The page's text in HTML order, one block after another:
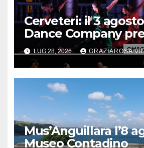
Cerveteri: il 3
Dance Company
“Trittico d’autore”
LUG 28, 2026 GRAZIAROSA
Mus’Anguillara l’8
Museo Contadino